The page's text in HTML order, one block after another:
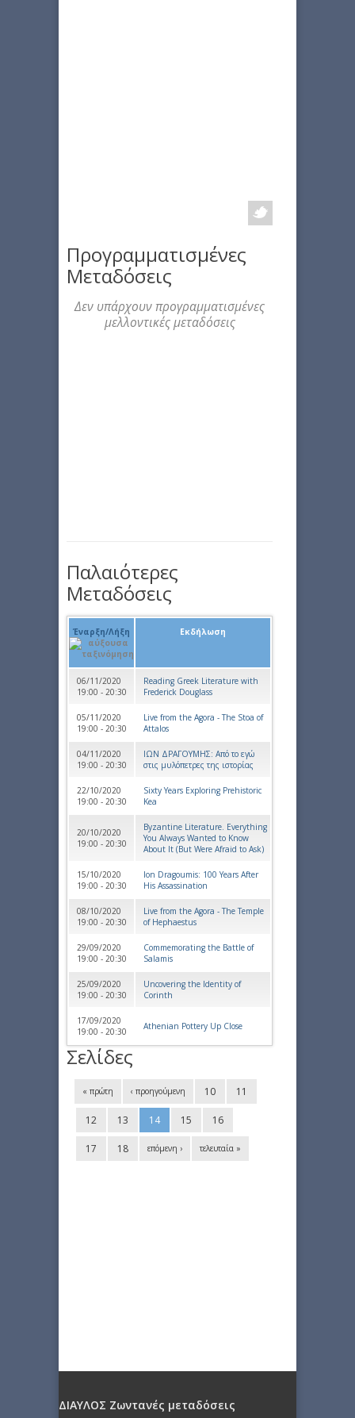
Προγραμματισμένες
Μεταδόσεις
Δεν υπάρχουν προγραμματισμένες
μελλοντικές μεταδόσεις
Παλαιότερες
Μεταδόσεις
Έναρξη/Λήξη Εκδήλωση
06/11/2020
19:00 - 20:30
Reading Greek Literature with
Frederick Douglass
05/11/2020
19:00 - 20:30
Live from the Agora - The Stoa of
Attalos
04/11/2020
19:00 - 20:30
ΙΩΝ ΔΡΑΓΟΥΜΗΣ: Από το εγώ
στις μυλόπετρες της ιστορίας
22/10/2020
19:00 - 20:30
Sixty Years Exploring Prehistoric
Kea
20/10/2020
19:00 - 20:30
Byzantine Literature. Everything
You Always Wanted to Know
About It (But Were Afraid to Ask)
15/10/2020
19:00 - 20:30
Ion Dragoumis: 100 Years After
His Assassination
08/10/2020
19:00 - 20:30
Live from the Agora - The Temple
of Hephaestus
29/09/2020
19:00 - 20:30
Commemorating the Battle of
Salamis
25/09/2020
19:00 - 20:30
Uncovering the Identity of
Corinth
17/09/2020
19:00 - 20:30
Athenian Pottery Up Close
Σελίδες
« πρώτη ‹ προηγούμενη 10 11
12 13 14 15 16
17 18 επόμενη › τελευταία »
ΔΙΑΥΛΟΣ Ζωντανές μεταδόσεις